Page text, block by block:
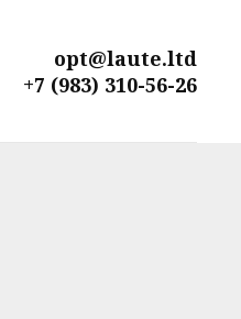
opt@laute.ltd
+7 (983) 310-56-26